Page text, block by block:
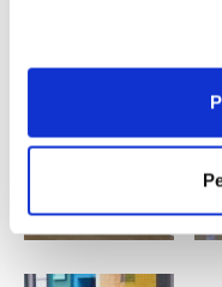
Basket, EMB Denia
uno de los cuatro